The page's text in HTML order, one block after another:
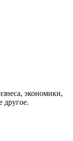
экономики,
другое.